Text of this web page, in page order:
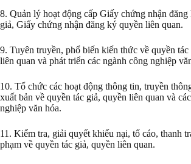
8. Quản lý hoạt động cấp Giấy chứng nhận đăng
giả, Giấy chứng nhận đăng ký quyền liên quan.
9. Tuyên truyền, phổ biến kiến thức về quyền tác
liên quan và phát triển các ngành công nghiệp
10. Tổ chức các hoạt động thông tin, truyền
xuất bản về quyền tác giả, quyền liên quan và
nghiệp văn hóa.
11. Kiểm tra, giải quyết khiếu nại, tố cáo, thanh
phạm về quyền tác giả, quyền liên quan.